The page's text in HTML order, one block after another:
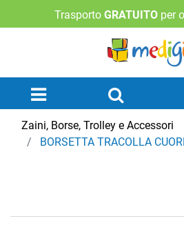
Trasporto GRATUITO per
Open menu
Zaini, Borse, Trolley e Accessori
BORSETTA TRACOLLA